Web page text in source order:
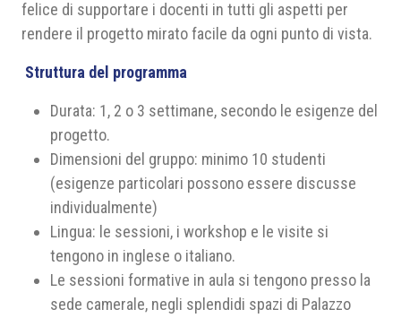
felice di supportare i docenti in tutti gli aspetti per
rendere il progetto mirato facile da ogni punto di vista.
Struttura del programma
Durata: 1, 2 o 3 settimane, secondo le esigenze del
progetto.
Dimensioni del gruppo: minimo 10 studenti
(esigenze particolari possono essere discusse
individualmente)
Lingua: le sessioni, i workshop e le visite si
tengono in inglese o italiano.
Le sessioni formative in aula si tengono presso la
sede camerale, negli splendidi spazi di Palazzo